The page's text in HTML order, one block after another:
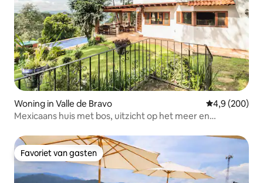
Woning in Valle de Bravo Gemiddelde
4,9 (200)
Mexicaans huis met bos, uitzicht op het meer en
Favoriet van gasten
Favoriet van gasten